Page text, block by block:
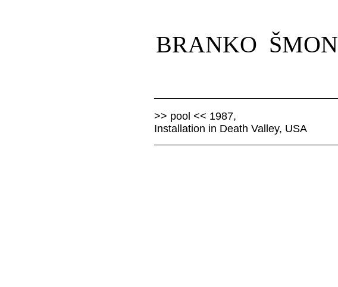
BRANKO ŠMON
>> pool << 1987,
Installation in Death Valley, USA